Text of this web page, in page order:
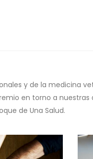
y de la medicina
en torno a
de Una Salud.